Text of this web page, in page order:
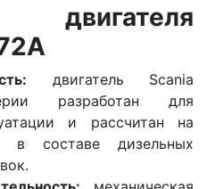
двигателя
двигатель Scania
разработан для
и рассчитан на
в составе дизельных